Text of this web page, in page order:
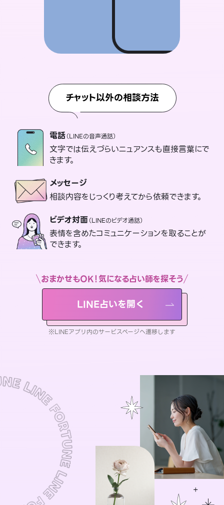
チャット以外の相談方法
電話（LINEの音声通話）
文字では伝えづらいニュアンスも直接言葉にで
きます。
メッセージ
相談内容をじっくり考えてから依頼できます。
ビデオ対面（LINEのビデオ通話）
表情を含めたコミュニケーションを取ることが
できます。
おまかせもOK！気になる占い師を探そう
LINE占いを開く
※LINEアプリ内のサービスページへ遷移します